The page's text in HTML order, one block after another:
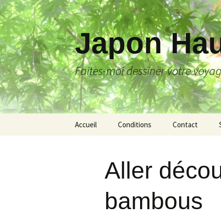
Japon
Faites-moi dessiner votre
Accueil Conditions Contact
Aller
bambous